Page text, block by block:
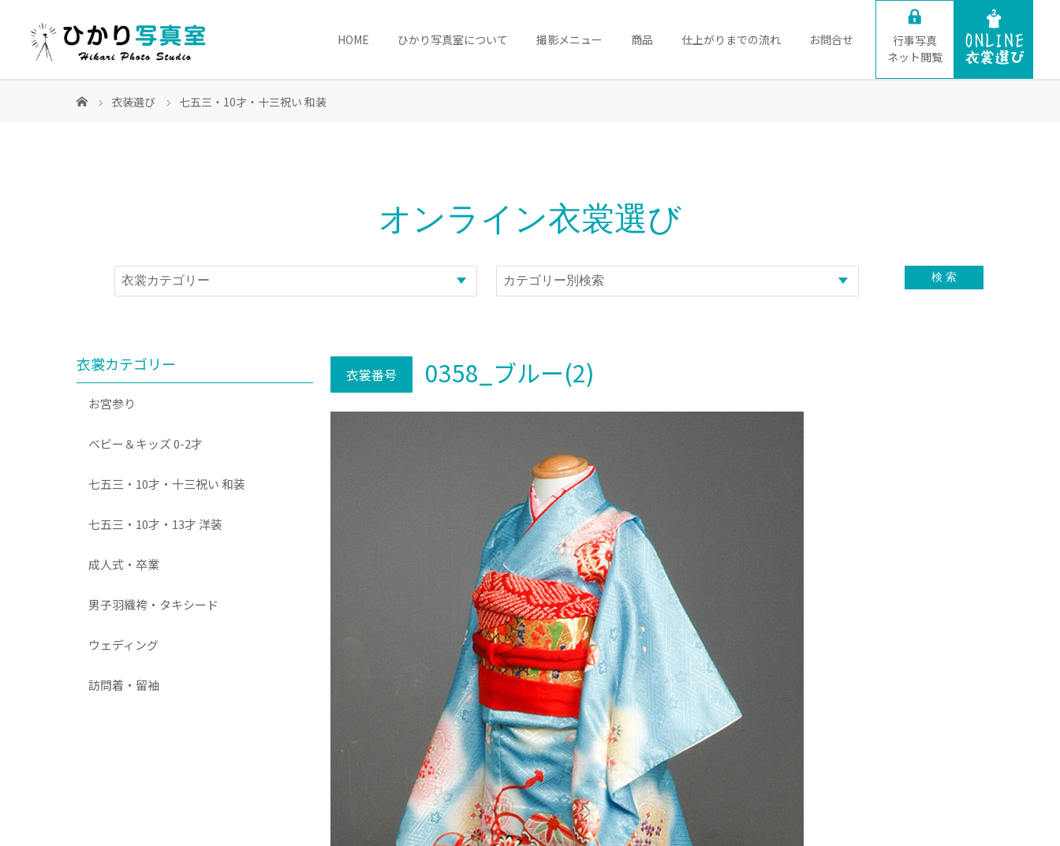
HOME ひかり写真室について 撮影メニュー 商品 仕上がりまでの流れ お問合せ
行事写真
ネット閲覧
衣装選び 七五三・10才・十三祝い 和装
オンライン衣裳選び
衣裳番号 0358_ブルー(2)
衣裳カテゴリー
お宮参り
ベビー＆キッズ 0-2才
七五三・10才・十三祝い 和装
七五三・10才・13才 洋装
成人式・卒業
男子羽織袴・タキシード
ウェディング
訪問着・留袖